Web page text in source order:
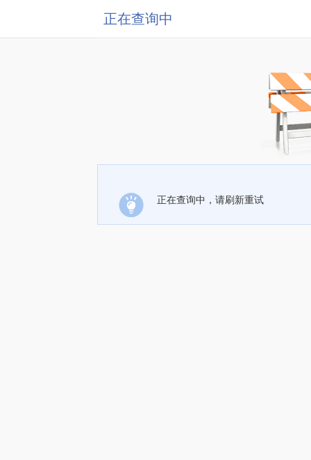
正在查询中
正在查询中，请刷新重试